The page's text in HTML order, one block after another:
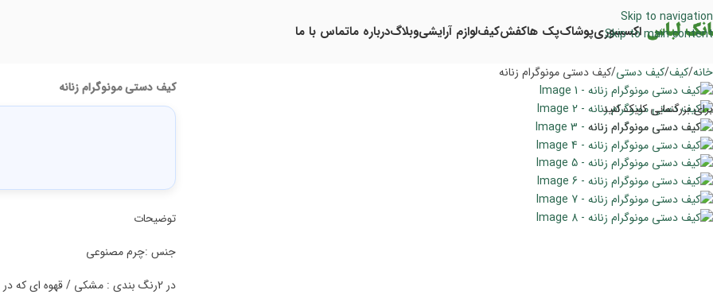
Skip to navigation
Skip to main content
اکسسوریپوشاکپک هاکفشکیفلوازم آرایشیوبلاگدرباره ماتماس با ما
خانه کیف کیف دستی کیف دستی مونوگرام زنانه
برای بزرگنمایی کلیک کنید
کیف دستی مونوگرام زنانه
توضیحات
جنس :چرم مصنوعی
در 2رنگ بندی : مشکی / قهوه ای که در تصاویر محصول قابل مشاهده است